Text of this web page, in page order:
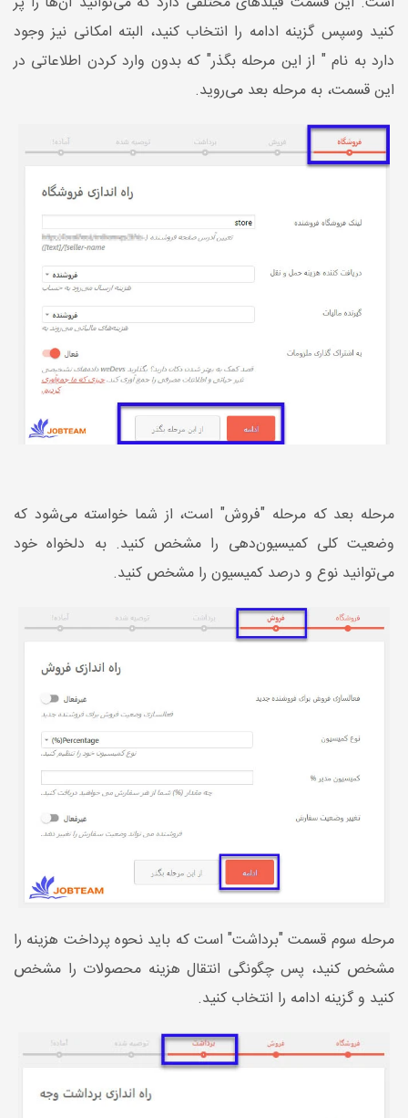
کنید وسپس گزینه ادامه را انتخاب کنید، البته امکانی نیز وجود
دارد به نام " از این مرحله بگذر" که بدون وارد کردن اطلاعاتی در
این قسمت، به مرحله بعد می‌روید.
مرحله بعد که مرحله "فروش" است، از شما خواسته می‌شود که
وضعیت کلی کمیسیون‌دهی را مشخص کنید. به دلخواه خود
می‌توانید نوع و درصد کمیسیون را مشخص کنید.
مرحله سوم قسمت "برداشت" است که باید نحوه پرداخت هزینه را
مشخص کنید، پس چگونگی انتقال هزینه محصولات را مشخص
کنید و گزینه ادامه را انتخاب کنید.